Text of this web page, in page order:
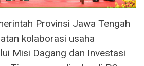
Provinsi Jawa Tengah
kolaborasi usaha
Misi Dagang dan Investasi